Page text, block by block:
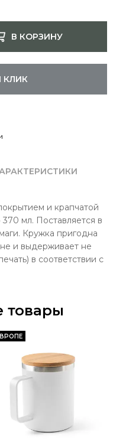
В КОРЗИНУ
КЛИК
и крапчатой
мл. Поставляется в
Кружка пригодна
и выдерживает не
в соответствии с
товары